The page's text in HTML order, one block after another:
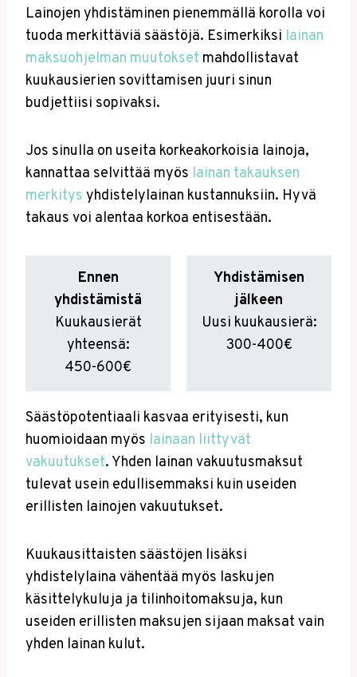
Lainojen yhdistäminen pienemmällä korolla voi
tuoda merkittäviä säästöjä. Esimerkiksi lainan
maksuohjelman muutokset mahdollistavat
kuukausierien sovittamisen juuri sinun
budjettiisi sopivaksi.
Jos sinulla on useita korkeakorkoisia lainoja,
kannattaa selvittää myös lainan takauksen
merkitys yhdistelylainan kustannuksiin. Hyvä
takaus voi alentaa korkoa entisestään.
Ennen
yhdistämistä
Kuukausierät
yhteensä:
450-600€
Yhdistämisen
jälkeen
Uusi kuukausierä:
300-400€
Säästöpotentiaali kasvaa erityisesti, kun
huomioidaan myös lainaan liittyvät
vakuutukset. Yhden lainan vakuutusmaksut
tulevat usein edullisemmaksi kuin useiden
erillisten lainojen vakuutukset.
Kuukausittaisten säästöjen lisäksi
yhdistelylaina vähentää myös laskujen
käsittelykuluja ja tilinhoitomaksuja, kun
useiden erillisten maksujen sijaan maksat vain
yhden lainan kulut.